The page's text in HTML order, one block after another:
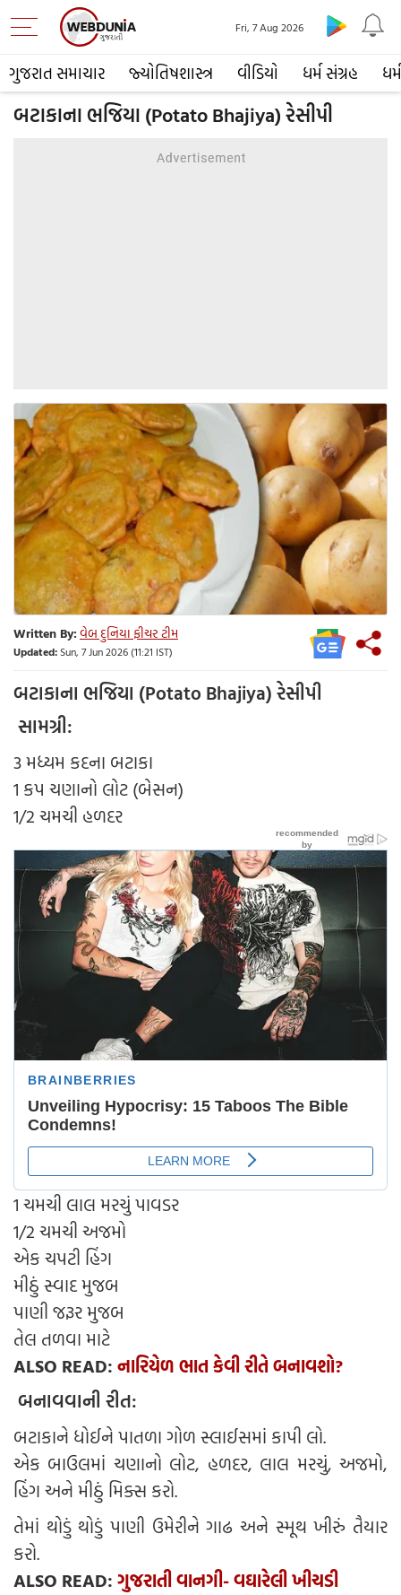
ગુજરાત સમાચાર જ્યોતિષશાસ્ત્ર વીડિયો ધર્મ સંગ્રહ ધર્મ
Fri, 7 Aug 2026
બટાકાના ભજિયા (Potato Bhajiya) રેસીપી
Written By:વેબ દુનિયા ફીચર ટીમ
Updated:Sun, 7 Jun 2026 (11:21 IST)
બટાકાના ભજિયા (Potato Bhajiya) રેસીપી
સામગ્રી:
3 મધ્યમ કદના બટાકા
1 કપ ચણાનો લોટ (બેસન)
1/2 ચમચી હળદર
1 ચમચી લાલ મરચું પાવડર
1/2 ચમચી અજમો
એક ચપટી હિંગ
મીઠું સ્વાદ મુજબ
પાણી જરૂર મુજબ
તેલ તળવા માટે
ALSO READ: નારિયેળ ભાત કેવી રીતે બનાવશો?
બનાવવાની રીત:
બટાકાને ધોઈને પાતળા ગોળ સ્લાઈસમાં કાપી લો.
એક બાઉલમાં ચણાનો લોટ, હળદર, લાલ મરચું, અજમો,
હિંગ અને મીઠું મિક્સ કરો.
તેમાં થોડું થોડું પાણી ઉમેરીને ગાઢ અને સ્મૂથ ખીરું તૈયાર
કરો.
ALSO READ: ગુજરાતી વાનગી- વઘારેલી ખીચડી